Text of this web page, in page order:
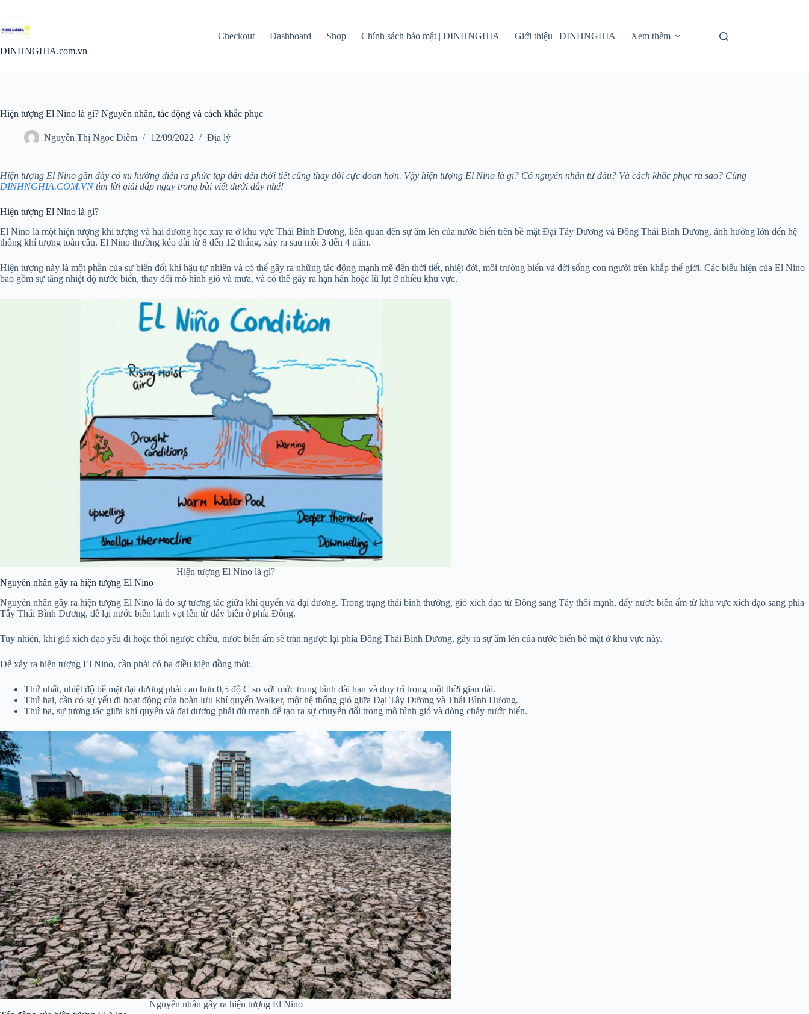
phần
nội
dung
DINHNGHIA.com.vn
Checkout Dashboard Shop Chính sách bảo mật | DINHNGHIA Giới thiệu | DINHNGHIA Xem thêm
Hiện tượng El Nino là gì? Nguyên nhân, tác động và cách khắc phục
Nguyễn Thị Ngọc Diễm 12/09/2022 Địa lý
Hiện tượng El Nino gần đây có xu hướng diễn ra phức tạp dẫn đến thời tiết cũng thay đổi cực đoan hơn. Vậy hiện tượng El Nino là gì? Có nguyên nhân từ đâu? Và cách khắc phục ra sao? Cùng
DINHNGHIA.COM.VNtìm lời giải đáp ngay trong bài viết dưới đây nhé!
Hiện tượng El Nino là gì?
El Nino là một hiện tượng khí tượng và hải dương học xảy ra ở khu vực Thái Bình Dương, liên quan đến sự ấm lên của nước biển trên bề mặt Đại Tây Dương và Đông Thái Bình Dương, ảnh hưởng lớn đến hệ
thống khí tượng toàn cầu. El Nino thường kéo dài từ 8 đến 12 tháng, xảy ra sau mỗi 3 đến 4 năm.
Hiện tượng này là một phần của sự biến đổi khí hậu tự nhiên và có thể gây ra những tác động mạnh mẽ đến thời tiết, nhiệt đới, môi trường biển và đời sống con người trên khắp thế giới. Các biểu hiện của El Nino
bao gồm sự tăng nhiệt độ nước biển, thay đổi mô hình gió và mưa, và có thể gây ra hạn hán hoặc lũ lụt ở nhiều khu vực.
Hiện tượng El Nino là gì?
Nguyên nhân gây ra hiện tượng El Nino
Nguyên nhân gây ra hiện tượng El Nino là do sự tương tác giữa khí quyển và đại dương. Trong trạng thái bình thường, gió xích đạo từ Đông sang Tây thổi mạnh, đẩy nước biển ấm từ khu vực xích đạo sang phía
Tây Thái Bình Dương, để lại nước biển lạnh vọt lên từ đáy biển ở phía Đông.
Tuy nhiên, khi gió xích đạo yếu đi hoặc thổi ngược chiều, nước biển ấm sẽ tràn ngược lại phía Đông Thái Bình Dương, gây ra sự ấm lên của nước biển bề mặt ở khu vực này.
Để xảy ra hiện tượng El Nino, cần phải có ba điều kiện đồng thời:
Thứ nhất, nhiệt độ bề mặt đại dương phải cao hơn 0,5 độ C so với mức trung bình dài hạn và duy trì trong một thời gian dài.
Thứ hai, cần có sự yếu đi hoạt động của hoàn lưu khí quyển Walker, một hệ thống gió giữa Đại Tây Dương và Thái Bình Dương.
Thứ ba, sự tương tác giữa khí quyển và đại dương phải đủ mạnh để tạo ra sự chuyển đổi trong mô hình gió và dòng chảy nước biển.
Nguyên nhân gây ra hiện tượng El Nino